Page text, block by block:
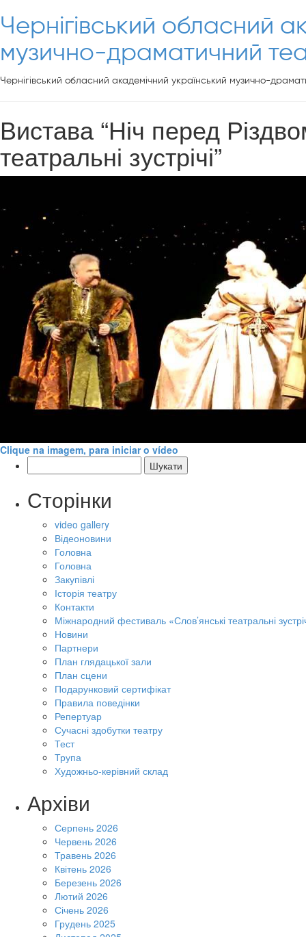
Чернігівський обласний
музично-драматичний
Чернігівський обласний академічний український музично-
Вистава “Ніч перед
театральні зустрічі”
Clique na imagem, para iniciar o vídeo
Сторінки
video gallery
Відеоновини
Головна
Головна
Закупівлі
Історія театру
Контакти
Міжнародний фестиваль «Слов’янські театральні
Новини
Партнери
План глядацької зали
План сцени
Подарунковий сертифікат
Правила поведінки
Репертуар
Сучасні здобутки театру
Тест
Трупа
Художньо-керівний склад
Архіви
Серпень 2026
Червень 2026
Травень 2026
Квітень 2026
Березень 2026
Лютий 2026
Січень 2026
Грудень 2025